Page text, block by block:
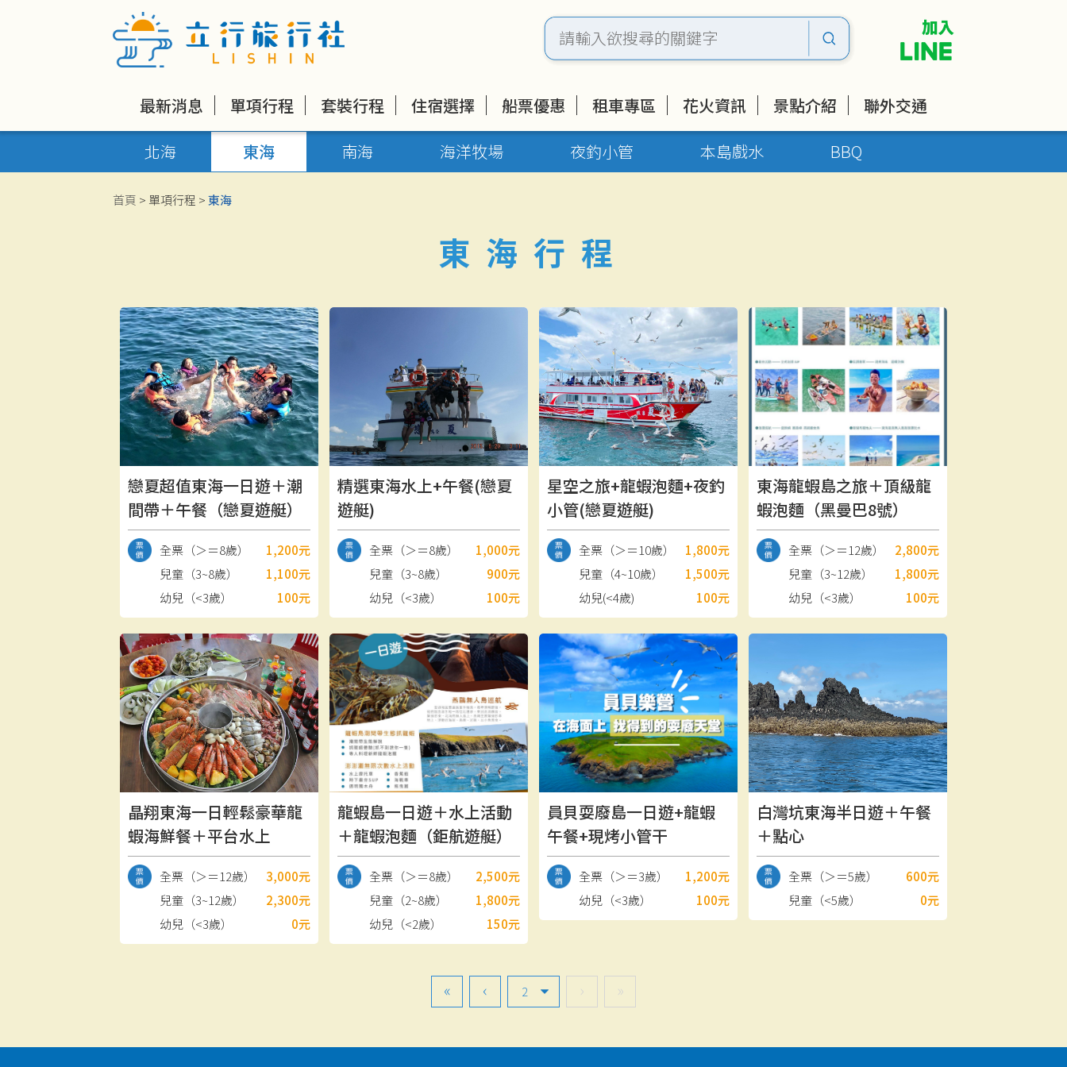
最新消息 單項行程 套裝行程 住宿選擇 船票優惠 租車專區 花火資訊 景點介紹
聯外交通
北海
東海 南海 海洋牧場 夜釣小管 本島戲水 BBQ
首頁 > 單項行程 >東海
東海行程
戀夏超值東海一日遊＋潮
間帶＋午餐（戀夏遊艇）
全票（＞＝8歲）
1,200元
兒童（3~8歲）
1,100元
幼兒（<3歲）
100元
精選東海水上+午餐(戀夏
遊艇)
全票（＞＝8歲）
1,000元
兒童（3~8歲）
900元
幼兒（<3歲）
100元
星空之旅+龍蝦泡麵+夜釣
小管(戀夏遊艇)
全票（＞＝10歲）
1,800元
兒童（4~10歲）
1,500元
幼兒(<4歲)
100元
東海龍蝦島之旅＋頂級龍
蝦泡麵（黑曼巴8號）
全票（＞＝12歲）
2,800元
兒童（3~12歲）
1,800元
幼兒（<3歲）
100元
晶翔東海一日輕鬆豪華龍
蝦海鮮餐＋平台水上
全票（＞＝12歲）
3,000元
兒童（3~12歲）
2,300元
幼兒（<3歲）
0元
龍蝦島一日遊＋水上活動
＋龍蝦泡麵（鉅航遊艇）
全票（＞＝8歲）
2,500元
兒童（2~8歲）
1,800元
幼兒（<2歲）
150元
員貝耍廢島一日遊+龍蝦
午餐+現烤小管干
全票（＞＝3歲）
1,200元
幼兒（<3歲）
100元
白灣坑東海半日遊＋午餐
＋點心
全票（＞＝5歲）
600元
兒童（<5歲）
0元
« ‹ › »